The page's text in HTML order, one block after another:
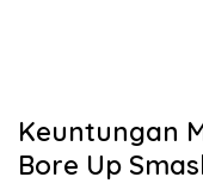
Keuntungan
Bore Up